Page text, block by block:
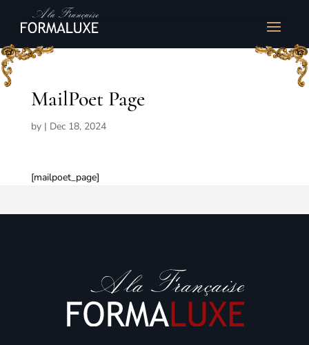
MailPoet Page
by | Dec 18, 2024
[mailpoet_page]